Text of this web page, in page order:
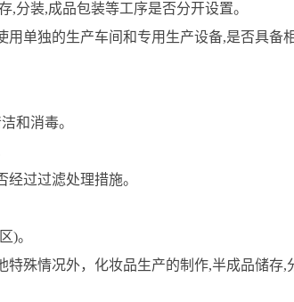
分装,成品包装等工序是否分开设置。
单独的生产车间和专用生产设备,是否具备
和消毒。
过过滤处理措施。
)。
殊情况外，化妆品生产的制作,半成品储存,